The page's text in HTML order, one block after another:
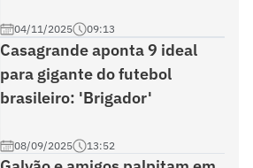
04/11/2025 09:13
Casagrande aponta 9 ideal
para gigante do futebol
brasileiro: 'Brigador'
08/09/2025 13:52